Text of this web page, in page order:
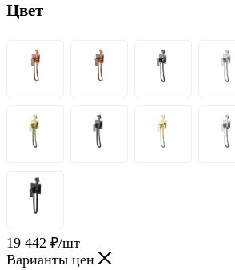
Цвет
19 442 ₽/шт
Варианты цен